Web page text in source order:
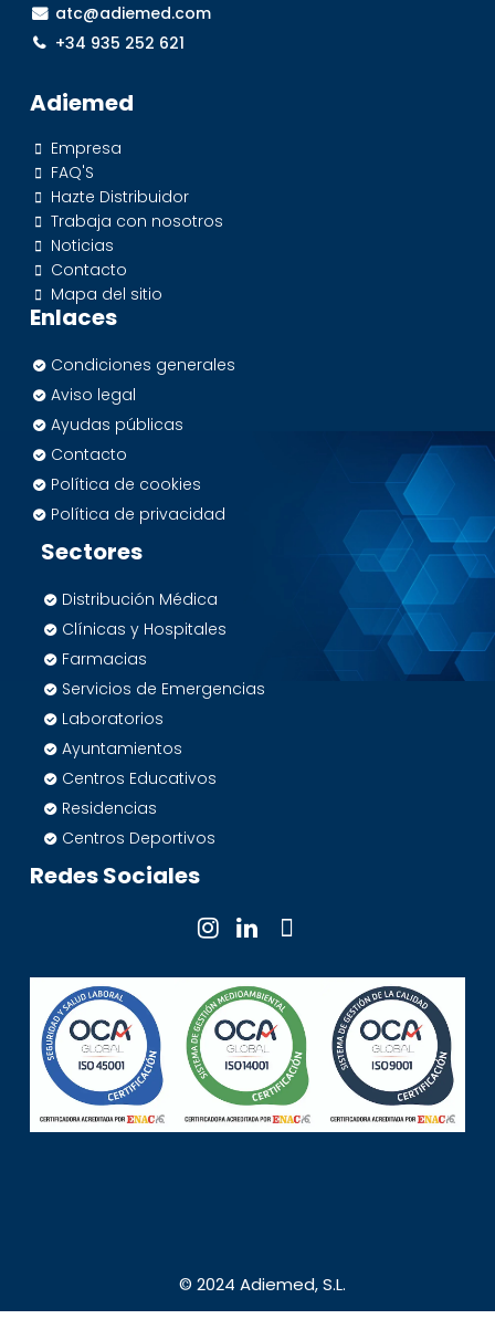
atc@adiemed.com
+34 935 252 621
Adiemed
Empresa
FAQ'S
Hazte Distribuidor
Trabaja con nosotros
Noticias
Contacto
Mapa del sitio
Enlaces
Condiciones generales
Aviso legal
Ayudas públicas
Contacto
Política de cookies
Política de privacidad
Sectores
Distribución Médica
Clínicas y Hospitales
Farmacias
Servicios de Emergencias
Laboratorios
Ayuntamientos
Centros Educativos
Residencias
Centros Deportivos
Redes Sociales
© 2024 Adiemed, S.L.